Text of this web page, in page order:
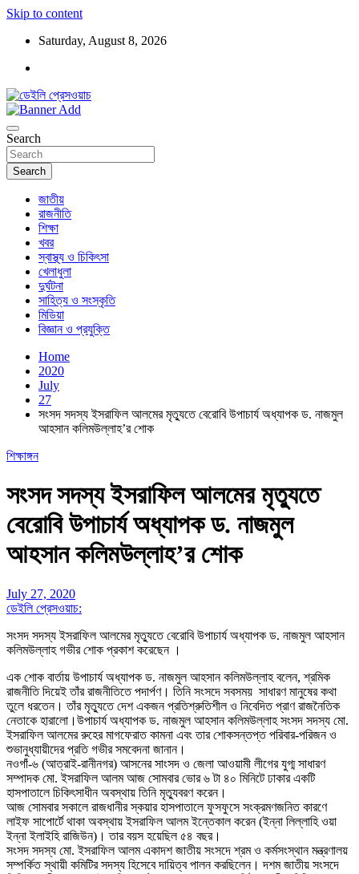
Skip to content
Saturday, August 8, 2026
ডেইলি প্রেসওয়াচ
Search
Search
জাতীয়
রাজনীতি
শিক্ষা
খবর
স্বাস্থ্য ও চিকিৎসা
খেলাধুলা
দুর্ঘটনা
সাহিত্য ও সংস্কৃতি
মিডিয়া
বিজ্ঞান ও প্রযুক্তি
Home
2020
July
27
সংসদ সদস্য ইসরাফিল আলমের মৃত্যুতে বেরোবি উপাচার্য অধ্যাপক ড. নাজমুল
আহসান কলিমউল্লাহ’র শোক
শিক্ষাঙ্গন
সংসদ সদস্য ইসরাফিল আলমের মৃত্যুতে
বেরোবি উপাচার্য অধ্যাপক ড. নাজমুল
আহসান কলিমউল্লাহ’র শোক
July 27, 2020
ডেইলি প্রেসওয়াচ:
সংসদ সদস্য ইসরাফিল আলমের মৃত্যুতে বেরোবি উপাচার্য অধ্যাপক ড. নাজমুল আহসান
কলিমউল্লাহ গভীর শোক প্রকাশ করেছেন ।
এক শোক বার্তায় উপাচার্য অধ্যাপক ড. নাজমুল আহসান কলিমউল্লাহ বলেন, শ্রমিক
রাজনীতি দিয়েই তাঁর রাজনীতিতে পদার্পণ। তিনি সংসদে সবসময় সাধারণ মানুষের কথা
তুলে ধরতেন। তাঁর মৃত্যুতে দেশ একজন প্রতিশ্রুতিশীল ও নিবেদিত প্রাণ রাজনৈতিক
নেতাকে হারালো।উপাচার্য অধ্যাপক ড. নাজমুল আহসান কলিমউল্লাহ সংসদ সদস্য মো.
ইসরাফিল আলমের রুহের মাগফেরাত কামনা এবং তার শোকসন্তপ্ত পরিবার-পরিজন ও
শুভানুধ্যায়ীদের প্রতি গভীর সমবেদনা জানান।
নওগাঁ-৬ (আত্রাই-রানীনগর) আসনের সাংসদ ও জেলা আওয়ামী লীগের যুগ্ম সাধারণ
সম্পাদক মো. ইসরাফিল আলম আজ সোমবার ভোর ৬ টা ৪০ মিনিটে ঢাকার একটি
হাসপাতালে চিকিৎসাধীন অবস্থায় তিনি মৃত্যুবরণ করেন।
আজ সোমবার সকালে রাজধানীর স্কয়ার হাসপাতালে ফুসফুসে সংক্রমণজনিত কারণে
লাইফ সাপোর্টে থাকা অবস্থায় ইসরাফিল আলম ইন্তেকাল করেন (ইন্না লিল্লাহি ওয়া
ইন্না ইলাইহি রাজিউন)। তার বয়স হয়েছিল ৫৪ বছর।
সংসদ সদস্য মো. ইসরাফিল আলম একাদশ জাতীয় সংসদে শ্রম ও কর্মসংস্থান মন্ত্রণালয়
সম্পর্কিত স্থায়ী কমিটির সদস্য হিসেবে দায়িত্ব পালন করছিলেন। দশম জাতীয় সংসদে